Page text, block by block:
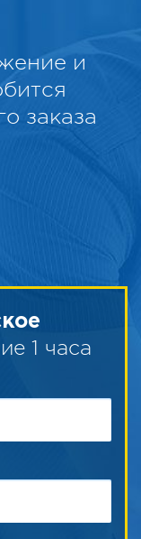
и
заказа
1 часа